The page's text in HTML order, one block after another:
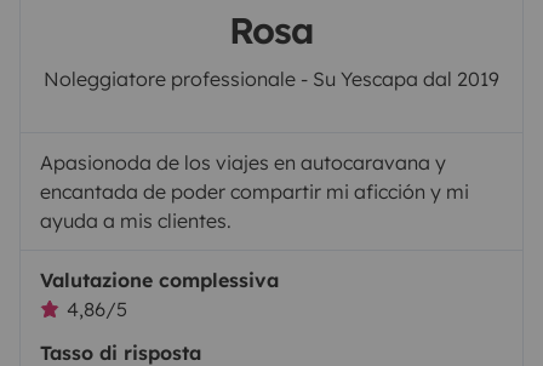
Rosa
Noleggiatore professionale - Su Yescapa dal 2019
Apasionoda de los viajes en autocaravana y
encantada de poder compartir mi aficción y mi
ayuda a mis clientes.
Valutazione complessiva
4,86/5
Tasso di risposta